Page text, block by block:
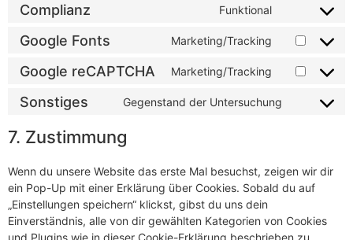
Complianz Funktional
Google Fonts Marketing/Tracking
Google reCAPTCHA Marketing/Tracking
Sonstiges Gegenstand der Untersuchung
7. Zustimmung
Wenn du unsere Website das erste Mal besuchst, zeigen wir dir
ein Pop-Up mit einer Erklärung über Cookies. Sobald du auf
„Einstellungen speichern“ klickst, gibst du uns dein
Einverständnis, alle von dir gewählten Kategorien von Cookies